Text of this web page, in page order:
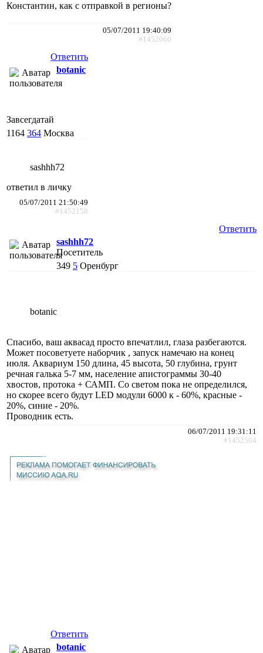
Константин, как с отправкой в регионы?
05/07/2011 19:40:09
#1452060
Ответить
botanic
Завсегдатай
1164 364 Москва
sashhh72
ответил в личку
05/07/2011 21:50:49
#1452158
Ответить
sashhh72
Посетитель
349 5 Оренбург
botanic
Спасибо, ваш аквасад просто впечатлил, глаза разбегаются.
Может посоветуете наборчик , запуск намечаю на конец
июля. Аквариум 150 длина, 45 высота, 50 глубина, грунт
речная галька 5-7 мм, население апистограммы 30-40
хвостов, протока + САМП. Со светом пока не определился,
но скорее всего будут LED модули 6000 к - 60%, красные -
20%, синие - 20%.
Проводник есть.
06/07/2011 19:31:11
#1452504
Ответить
botanic